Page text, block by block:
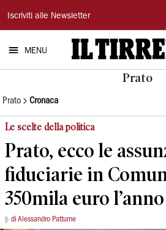
Il
Tirreno
Iscriviti alle Newsletter
MENU
Prato
Prato Cronaca
Le scelte della politica
Prato, ecco le
fiduciarie in
350mila euro l’anno
di Alessandro Pattume